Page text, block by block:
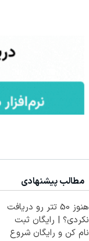
مطالب پیشنهادی
هنوز 50 تتر رو دریافت
نکردی؟ | رایگان ثبت
نام کن و رایگان شروع